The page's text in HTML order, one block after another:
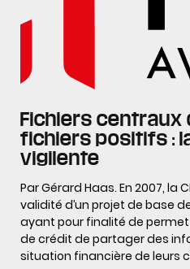
Fichiers centraux
fichiers positifs :
vigilente
Par Gérard Haas. En 2007, la
validité d’un projet de base
ayant pour finalité de
de crédit de partager des
situation financière de leurs